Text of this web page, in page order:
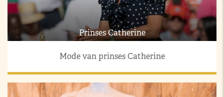
Prinses Catherine
Mode van prinses Catherine